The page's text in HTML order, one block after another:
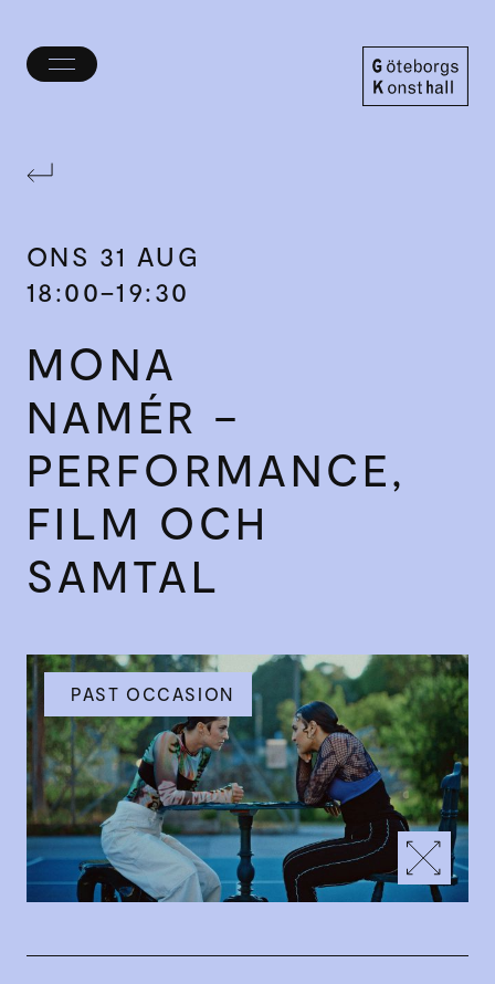
Öppna/stäng
ONS 31 AUG
18:00–19:30
MONA
NAMÉR –
PERFORMANCE,
FILM OCH
SAMTAL
PAST OCCASION